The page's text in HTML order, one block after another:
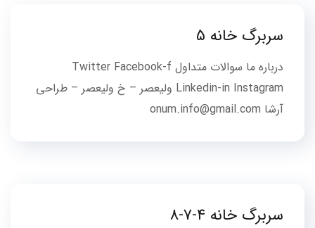
سربرگ خانه 5
درباره ما سوالات متداول Twitter Facebook-f
Linkedin-in Instagram ولیعصر – خ ولیعصر – طراحی
آرشا onum.info@gmail.com
سربرگ خانه 4-7-8